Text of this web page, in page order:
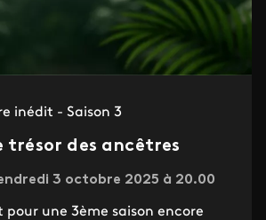
inédit - Saison 3
trésor des ancêtres
3 octobre 2025 à 20.00
pour une 3ème saison encore